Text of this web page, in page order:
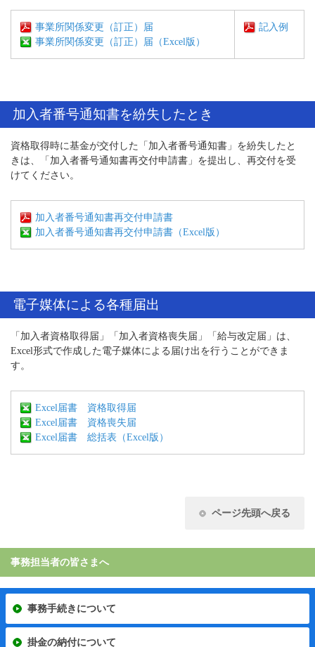
事業所関係変更（訂正）届
事業所関係変更（訂正）届（Excel版）
記入例
加入者番号通知書を紛失したとき
資格取得時に基金が交付した「加入者番号通知書」を紛失したと
きは、「加入者番号通知書再交付申請書」を提出し、再交付を受
けてください。
加入者番号通知書再交付申請書
加入者番号通知書再交付申請書（Excel版）
電子媒体による各種届出
「加入者資格取得届」「加入者資格喪失届」「給与改定届」は、
Excel形式で作成した電子媒体による届け出を行うことができま
す。
Excel届書 資格取得届
Excel届書 資格喪失届
Excel届書 総括表（Excel版）
ページ先頭へ戻る
事務担当者の皆さまへ
事務手続きについて
掛金の納付について